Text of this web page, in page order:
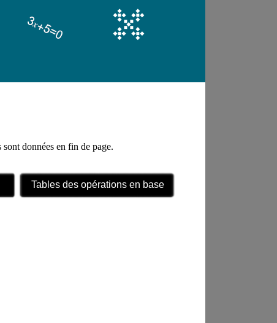
données en fin de page.
Tables des opérations en base